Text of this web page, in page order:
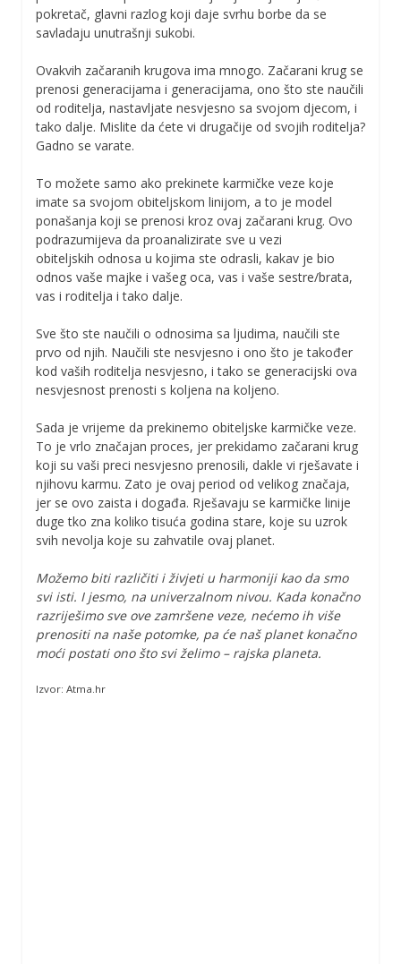
pokretač, glavni razlog koji daje svrhu borbe da se
savladaju unutrašnji sukobi.
Ovakvih začaranih krugova ima mnogo. Začarani krug se
prenosi generacijama i generacijama, ono što ste naučili
od roditelja, nastavljate nesvjesno sa svojom djecom, i
tako dalje. Mislite da ćete vi drugačije od svojih roditelja?
Gadno se varate.
To možete samo ako prekinete karmičke veze koje
imate sa svojom obiteljskom linijom, a to je model
ponašanja koji se prenosi kroz ovaj začarani krug. Ovo
podrazumijeva da proanalizirate sve u vezi
obiteljskih odnosa u kojima ste odrasli, kakav je bio
odnos vaše majke i vašeg oca, vas i vaše sestre/brata,
vas i roditelja i tako dalje.
Sve što ste naučili o odnosima sa ljudima, naučili ste
prvo od njih. Naučili ste nesvjesno i ono što je također
kod vaših roditelja nesvjesno, i tako se generacijski ova
nesvjesnost prenosti s koljena na koljeno.
Sada je vrijeme da prekinemo obiteljske karmičke veze.
To je vrlo značajan proces, jer prekidamo začarani krug
koji su vaši preci nesvjesno prenosili, dakle vi rješavate i
njihovu karmu. Zato je ovaj period od velikog značaja,
jer se ovo zaista i događa. Rješavaju se karmičke linije
duge tko zna koliko tisuća godina stare, koje su uzrok
svih nevolja koje su zahvatile ovaj planet.
Možemo biti različiti i živjeti u harmoniji kao da smo
svi isti. I jesmo, na univerzalnom nivou. Kada konačno
razriješimo sve ove zamršene veze, nećemo ih više
prenositi na naše potomke, pa će naš planet konačno
moći postati ono što svi želimo – rajska planeta.
Izvor: Atma.hr